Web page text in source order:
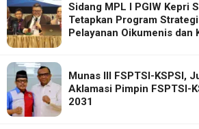
Sidang MPL I PGIW Kepri
Tetapkan Program
Pelayanan Oikumenis dan
Munas III FSPTSI-KSPSI,
Aklamasi Pimpin FSPTSI-
2031